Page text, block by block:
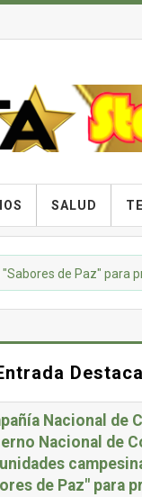
SALUD
de Paz" para
Nacional de
Nacional de
de Paz" para